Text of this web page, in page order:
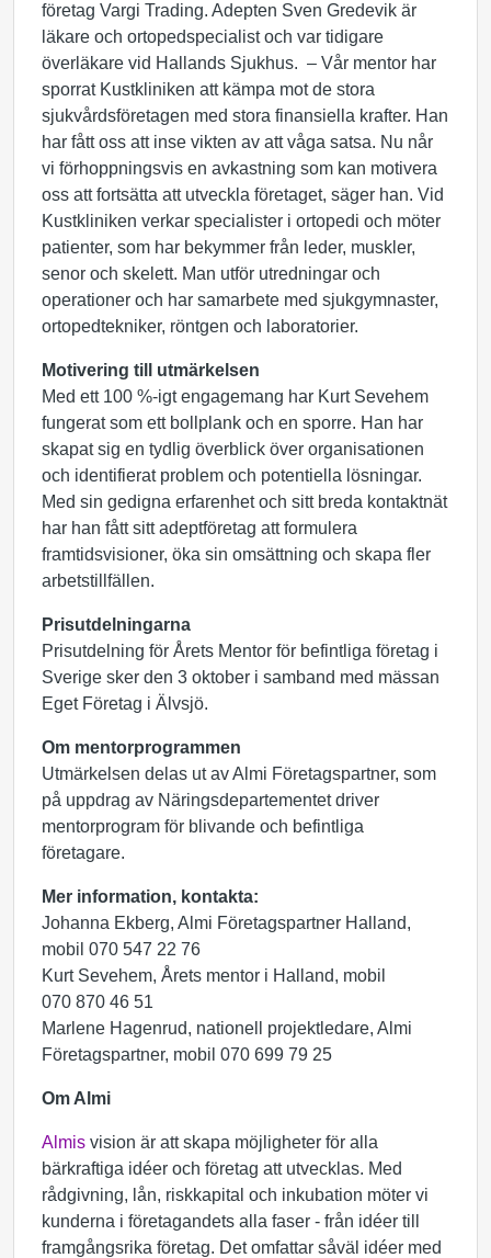
företag Vargi Trading. Adepten Sven Gredevik är
läkare och ortopedspecialist och var tidigare
överläkare vid Hallands Sjukhus. – Vår mentor har
sporrat Kustkliniken att kämpa mot de stora
sjukvårdsföretagen med stora finansiella krafter. Han
har fått oss att inse vikten av att våga satsa. Nu når
vi förhoppningsvis en avkastning som kan motivera
oss att fortsätta att utveckla företaget, säger han. Vid
Kustkliniken verkar specialister i ortopedi och möter
patienter, som har bekymmer från leder, muskler,
senor och skelett. Man utför utredningar och
operationer och har samarbete med sjukgymnaster,
ortopedtekniker, röntgen och laboratorier.
Motivering till utmärkelsen
Med ett 100 %-igt engagemang har Kurt Sevehem
fungerat som ett bollplank och en sporre. Han har
skapat sig en tydlig överblick över organisationen
och identifierat problem och potentiella lösningar.
Med sin gedigna erfarenhet och sitt breda kontaktnät
har han fått sitt adeptföretag att formulera
framtidsvisioner, öka sin omsättning och skapa fler
arbetstillfällen.
Prisutdelningarna
Prisutdelning för Årets Mentor för befintliga företag i
Sverige sker den 3 oktober i samband med mässan
Eget Företag i Älvsjö.
Om mentorprogrammen
Utmärkelsen delas ut av Almi Företagspartner, som
på uppdrag av Näringsdepartementet driver
mentorprogram för blivande och befintliga
företagare.
Mer information, kontakta:
Johanna Ekberg, Almi Företagspartner Halland,
mobil 070 547 22 76
Kurt Sevehem, Årets mentor i Halland, mobil
070 870 46 51
Marlene Hagenrud, nationell projektledare, Almi
Företagspartner, mobil 070 699 79 25
Om Almi
Almis vision är att skapa möjligheter för alla
bärkraftiga idéer och företag att utvecklas. Med
rådgivning, lån, riskkapital och inkubation möter vi
kunderna i företagandets alla faser - från idéer till
framgångsrika företag. Det omfattar såväl idéer med